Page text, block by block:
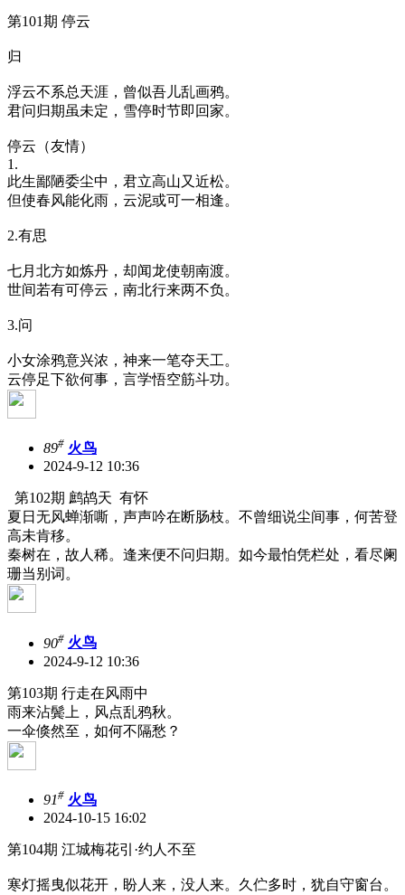
第101期 停云
归
浮云不系总天涯，曾似吾儿乱画鸦。
君问归期虽未定，雪停时节即回家。
停云（友情）
1.
此生鄙陋委尘中，君立高山又近松。
但使春风能化雨，云泥或可一相逢。
2.有思
七月北方如炼丹，却闻龙使朝南渡。
世间若有可停云，南北行来两不负。
3.问
小女涂鸦意兴浓，神来一笔夺天工。
云停足下欲何事，言学悟空筋斗功。
89# 火鸟
2024-9-12 10:36
第102期 鹧鸪天 有怀
夏日无风蝉渐嘶，声声吟在断肠枝。不曾细说尘间事，何苦登
高未肯移。
秦树在，故人稀。逢来便不问归期。如今最怕凭栏处，看尽阑
珊当别词。
90# 火鸟
2024-9-12 10:36
第103期 行走在风雨中
雨来沾鬓上，风点乱鸦秋。
一伞倏然至，如何不隔愁？
91# 火鸟
2024-10-15 16:02
第104期 江城梅花引·约人不至
寒灯摇曳似花开，盼人来，没人来。久伫多时，犹自守窗台。